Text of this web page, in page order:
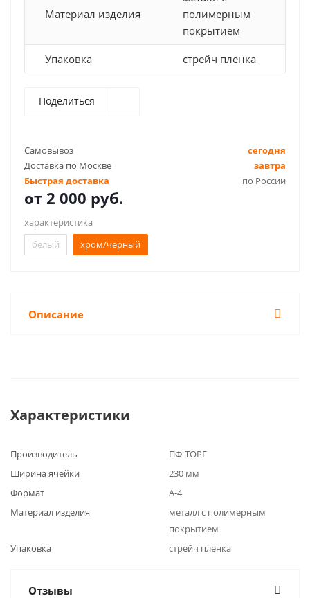
Материал изделия
полимерным
покрытием
Упаковка стрейч пленка
Поделиться
Самовывоз
сегодня
Доставка по Москве
завтра
Быстрая доставка
по России
от 2 000 руб.
характеристика
белый
хром/черный
Описание
Характеристики
Производитель
ПФ-ТОРГ
Ширина ячейки
230 мм
Формат
А-4
Материал изделия
металл с полимерным
покрытием
Упаковка
стрейч пленка
Отзывы